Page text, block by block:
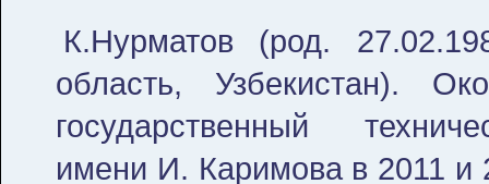
К.Нурматов (род.
область, Узбекистан).
государственный
имени И. Каримова в 2011 и